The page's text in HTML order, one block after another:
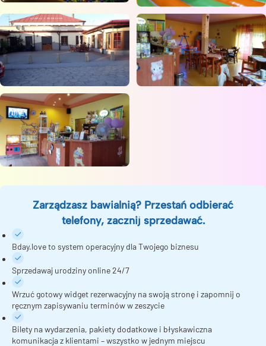
Zarządzasz bawialnią? Przestań odbierać
telefony, zacznij sprzedawać.
Bday.love to system operacyjny dla Twojego biznesu
Sprzedawaj urodziny online 24/7
Wrzuć gotowy widget rezerwacyjny na swoją stronę i zapomnij o
ręcznym zapisywaniu terminów w zeszycie
Bilety na wydarzenia, pakiety dodatkowe i błyskawiczna
komunikacja z klientami – wszystko w jednym miejscu